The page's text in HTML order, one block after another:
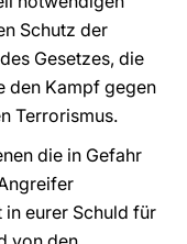
Schutz der
Gesetzes, die
den Kampf gegen
Terrorismus.
die in Gefahr
in eurer Schuld für